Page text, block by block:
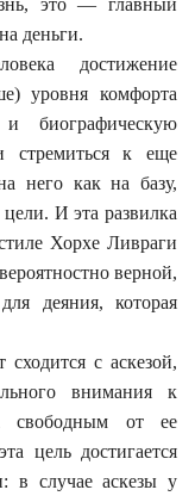
это — главный
деньги.
достижение
уровня комфорта
биографическую
стремиться к еще
него как на базу,
И эта развилка
Хорхе Ливраги
верной,
деяния, которая
с аскезой,
внимания к
свободным от ее
цель достигается
в случае аскезы у